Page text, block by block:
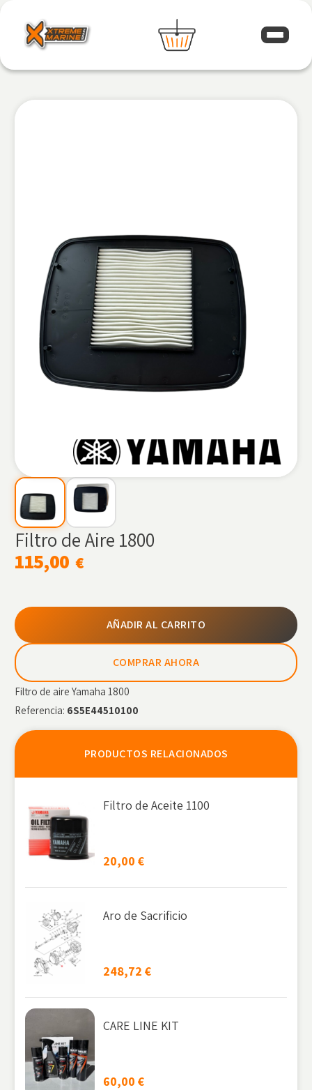
Filtro de Aire 1800
115,00 €
AÑADIR AL CARRITO
COMPRAR AHORA
Filtro de aire Yamaha 1800
Referencia: 6S5E44510100
PRODUCTOS RELACIONADOS
Filtro de Aceite 1100
20,00€
Aro de Sacrificio
248,72€
CARE LINE KIT
60,00€